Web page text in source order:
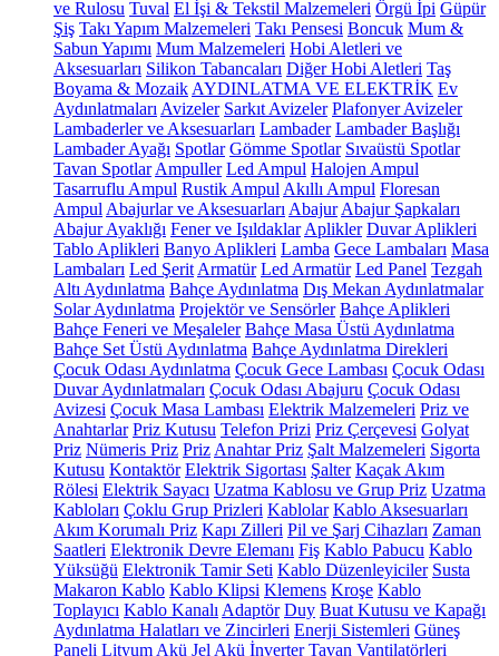
ve Rulosu Tuval El İşi & Tekstil Malzemeleri Örgü İpi Güpür
Şiş Takı Yapım Malzemeleri Takı Pensesi Boncuk Mum &
Sabun Yapımı Mum Malzemeleri Hobi Aletleri ve
Aksesuarları Silikon Tabancaları Diğer Hobi Aletleri Taş
Boyama & Mozaik AYDINLATMA VE ELEKTRİK Ev
Aydınlatmaları Avizeler Sarkıt Avizeler Plafonyer Avizeler
Lambaderler ve Aksesuarları Lambader Lambader Başlığı
Lambader Ayağı Spotlar Gömme Spotlar Sıvaüstü Spotlar
Tavan Spotlar Ampuller Led Ampul Halojen Ampul
Tasarruflu Ampul Rustik Ampul Akıllı Ampul Floresan
Ampul Abajurlar ve Aksesuarları Abajur Abajur Şapkaları
Abajur Ayaklığı Fener ve Işıldaklar Aplikler Duvar Aplikleri
Tablo Aplikleri Banyo Aplikleri Lamba Gece Lambaları Masa
Lambaları Led Şerit Armatür Led Armatür Led Panel Tezgah
Altı Aydınlatma Bahçe Aydınlatma Dış Mekan Aydınlatmalar
Solar Aydınlatma Projektör ve Sensörler Bahçe Aplikleri
Bahçe Feneri ve Meşaleler Bahçe Masa Üstü Aydınlatma
Bahçe Set Üstü Aydınlatma Bahçe Aydınlatma Direkleri
Çocuk Odası Aydınlatma Çocuk Gece Lambası Çocuk Odası
Duvar Aydınlatmaları Çocuk Odası Abajuru Çocuk Odası
Avizesi Çocuk Masa Lambası Elektrik Malzemeleri Priz ve
Anahtarlar Priz Kutusu Telefon Prizi Priz Çerçevesi Golyat
Priz Nümeris Priz Priz Anahtar Priz Şalt Malzemeleri Sigorta
Kutusu Kontaktör Elektrik Sigortası Şalter Kaçak Akım
Rölesi Elektrik Sayacı Uzatma Kablosu ve Grup Priz Uzatma
Kabloları Çoklu Grup Prizleri Kablolar Kablo Aksesuarları
Akım Korumalı Priz Kapı Zilleri Pil ve Şarj Cihazları Zaman
Saatleri Elektronik Devre Elemanı Fiş Kablo Pabucu Kablo
Yüksüğü Elektronik Tamir Seti Kablo Düzenleyiciler Susta
Makaron Kablo Kablo Klipsi Klemens Kroşe Kablo
Toplayıcı Kablo Kanalı Adaptör Duy Buat Kutusu ve Kapağı
Aydınlatma Halatları ve Zincirleri Enerji Sistemleri Güneş
Paneli Lityum Akü Jel Akü İnverter Tavan Vantilatörleri